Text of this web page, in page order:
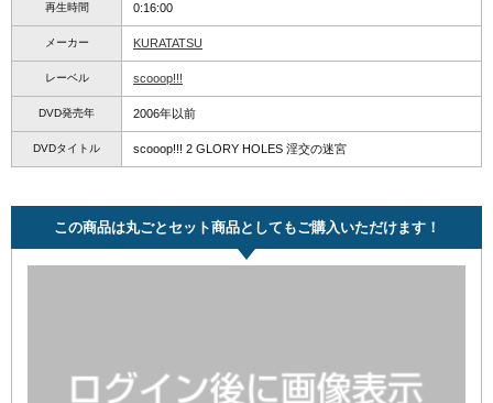
再生時間 0:16:00
メーカー KURATATSU
レーベル scooop!!!
DVD発売年 2006年以前
DVDタイトル scooop!!! 2 GLORY HOLES 淫交の迷宮
この商品は丸ごとセット商品としてもご購入いただけます！